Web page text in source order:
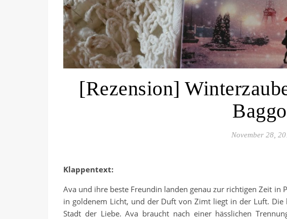
[Rezension]
November 28,
Klappentext:
Ava und ihre beste Freundin landen genau zur richtigen Zeit in
in goldenem Licht, und der Duft von Zimt liegt in der Luft.
Stadt der Liebe. Ava braucht nach einer hässlichen